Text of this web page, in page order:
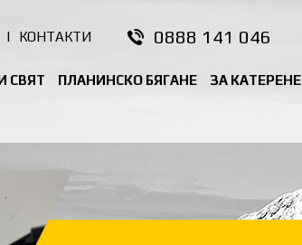
| КОНТАКТИ 0888 141 046
СВЯТ ПЛАНИНСКО БЯГАНЕ ЗА КАТЕРЕНЕ